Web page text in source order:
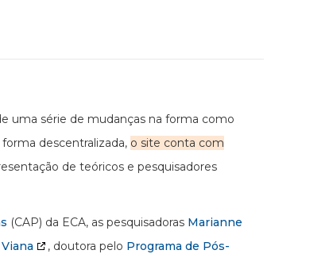
uma série de mudanças na forma como
descentralizada, o site conta com
de teóricos e pesquisadores
(CAP) da ECA, as pesquisadoras Marianne
, doutora pelo Programa de Pós-